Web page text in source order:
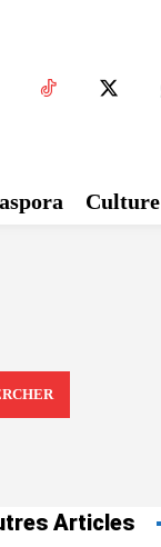
Culture
Articles